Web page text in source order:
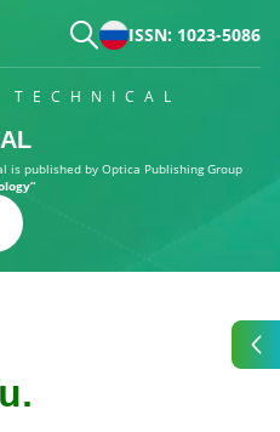
ISSN: 1023-5086
published by Optica Publishing Group